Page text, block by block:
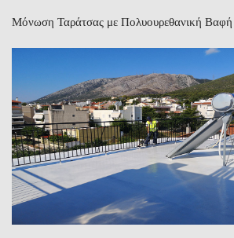
Μόνωση Ταράτσας με Πολυουρεθανική